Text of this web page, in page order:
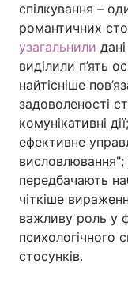
спілкування –
романтичних
узагальнили
виділили п’ять
найтісніше
задоволеності
комунікативні
ефективне
висловлювання";
передбачають
чіткіше
важливу роль у
психологічного
стосунків.